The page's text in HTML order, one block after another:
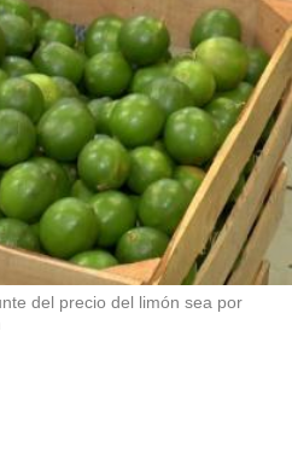
del precio del limón sea por